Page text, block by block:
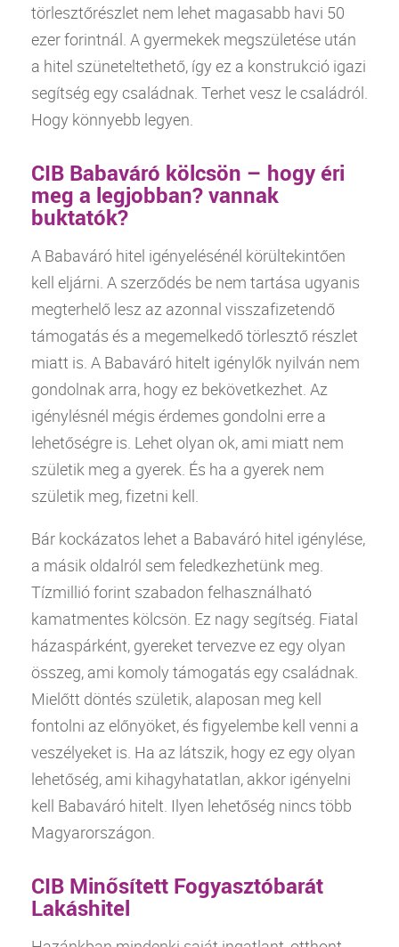
törlesztőrészlet nem lehet magasabb havi 50
ezer forintnál. A gyermekek megszületése után
a hitel szüneteltethető, így ez a konstrukció igazi
segítség egy családnak. Terhet vesz le családról.
Hogy könnyebb legyen.
CIB Babaváró kölcsön – hogy éri
meg a legjobban? vannak
buktatók?
A Babaváró hitel igényelésénél körültekintően
kell eljárni. A szerződés be nem tartása ugyanis
megterhelő lesz az azonnal visszafizetendő
támogatás és a megemelkedő törlesztő részlet
miatt is. A Babaváró hitelt igénylők nyilván nem
gondolnak arra, hogy ez bekövetkezhet. Az
igénylésnél mégis érdemes gondolni erre a
lehetőségre is. Lehet olyan ok, ami miatt nem
születik meg a gyerek. És ha a gyerek nem
születik meg, fizetni kell.
Bár kockázatos lehet a Babaváró hitel igénylése,
a másik oldalról sem feledkezhetünk meg.
Tízmillió forint szabadon felhasználható
kamatmentes kölcsön. Ez nagy segítség. Fiatal
házaspárként, gyereket tervezve ez egy olyan
összeg, ami komoly támogatás egy családnak.
Mielőtt döntés születik, alaposan meg kell
fontolni az előnyöket, és figyelembe kell venni a
veszélyeket is. Ha az látszik, hogy ez egy olyan
lehetőség, ami kihagyhatatlan, akkor igényelni
kell Babaváró hitelt. Ilyen lehetőség nincs több
Magyarországon.
CIB Minősített Fogyasztóbarát
Lakáshitel